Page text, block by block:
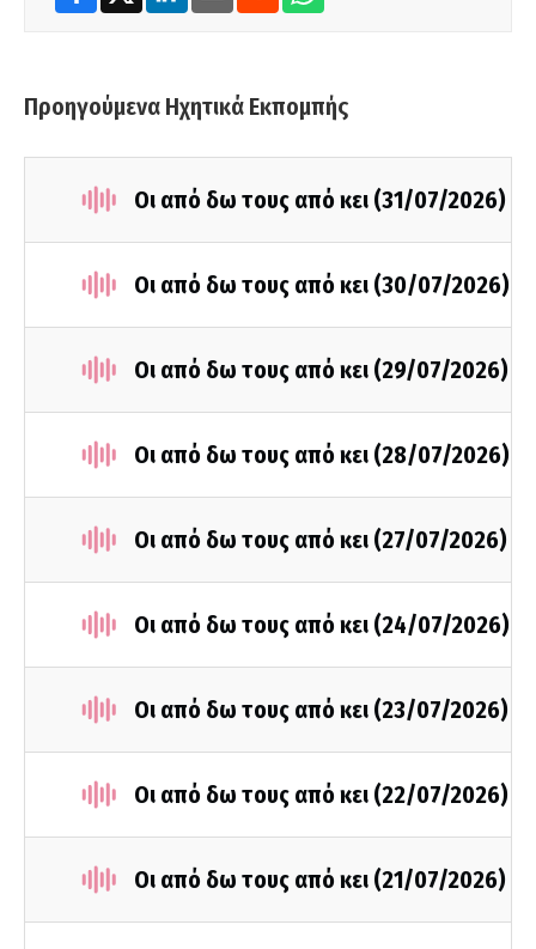
Προηγούμενα Ηχητικά Εκπομπής
Οι από δω τους από κει (31/07/2026)
Οι από δω τους από κει (30/07/2026)
Οι από δω τους από κει (29/07/2026)
Οι από δω τους από κει (28/07/2026)
Οι από δω τους από κει (27/07/2026)
Οι από δω τους από κει (24/07/2026)
Οι από δω τους από κει (23/07/2026)
Οι από δω τους από κει (22/07/2026)
Οι από δω τους από κει (21/07/2026)